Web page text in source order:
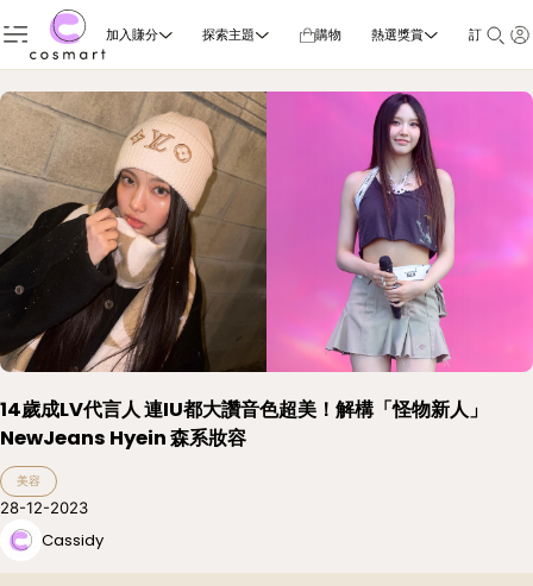
加入賺分 探索主題 購物 熱選獎賞 訂閱雜誌
14歲成LV代言人 連IU都大讚音色超美！解構「怪物新人」
NewJeans Hyein 森系妝容
美容
28-12-2023
Cassidy